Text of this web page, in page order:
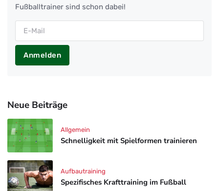
Fußballtrainer sind schon dabei!
Anmelden
Neue Beiträge
Schnelligkeit mit Spielformen trainieren
Allgemein
Spezifisches Krafttraining im Fußball
Aufbautraining